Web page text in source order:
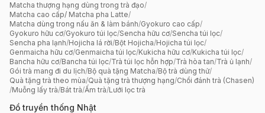
Matcha thượng hạng dùng trong trà đạo/
Matcha cao cấp/ Matcha pha Latte/
Matcha dùng trong nấu ăn & làm bánh/Gyokuro cao cấp/
Gyokuro hữu cơ/Gyokuro túi lọc/Sencha hữu cơ/Sencha túi lọc/
Sencha pha lạnh/Hojicha lá rời/Bột Hojicha/Hojicha túi lọc/
Genmaicha hữu cơ/Genmaicha túi lọc/Kukicha hữu cơ/Kukicha túi lọc/
Bancha hữu cơ/Bancha túi lọc/Trà túi lọc hỗn hợp/Trà hòa tan/Trà ủ lạnh/
Gói trà mang đi du lịch/Bộ quà tặng Matcha/Bộ trà dùng thử/
Quà tặng trà theo mùa/Quà tặng trà thượng hạng/Chổi đánh trà (Chasen)
/Muỗng lấy trà/Bát trà/Ấm trà/Lưới lọc trà
Đồ truyền thống Nhật